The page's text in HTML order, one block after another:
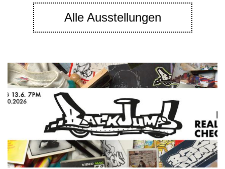
Alle Ausstellungen